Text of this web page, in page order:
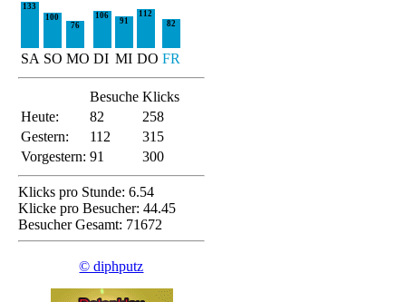
133
100
76
106
91
112
82
SA SO MO DI MI DO FR
Besuche Klicks
Heute:
82
258
Gestern:
112
315
Vorgestern: 91 300
Klicks pro Stunde: 6.54
Klicke pro Besucher: 44.45
Besucher Gesamt: 71672
© diphputz